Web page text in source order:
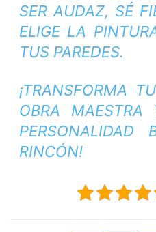
SER AUDAZ, SÉ
ELIGE LA
TUS PAREDES.
¡TRANSFORMA
OBRA
PERSONALIDAD
RINCÓN!